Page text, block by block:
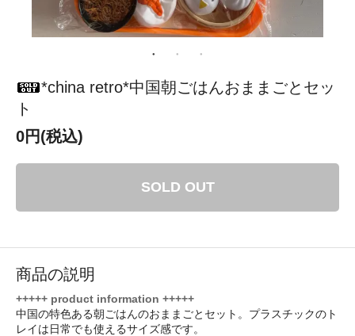
*china retro*中国朝ごはんおままごとセッ
ト
0円(税込)
SOLD OUT
商品の説明
+++++ product information +++++
中国の特色ある朝ごはんのおままごとセット。プラスチックのト
レイは日常でも使えるサイズ感です。